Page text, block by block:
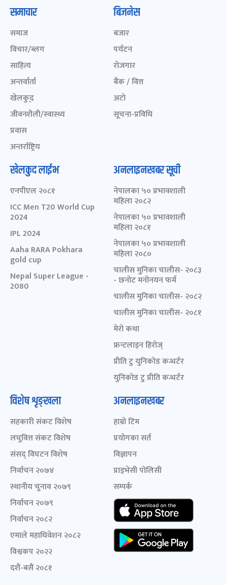
समाचार
समाज
विचार/ब्लग
साहित्य
अन्तर्वार्ता
खेलकुद़़
जीवनशैली/स्वास्थ्य
प्रवास
अन्तर्राष्ट्रिय
बिजनेस
बजार
पर्यटन
रोजगार
बैंक / वित्त
अटो
सूचना-प्रविधि
खेलकुद लाईभ
एनपीएल २०८१
ICC Men T20 World Cup
2024
IPL 2024
Aaha RARA Pokhara
gold cup
Nepal Super League -
2080
अनलाइनखबर सूची
नेपालका ५० प्रभावशाली
महिला २०८२
नेपालका ५० प्रभावशाली
महिला २०८१
नेपालका ५० प्रभावशाली
महिला २०८०
चालीस मुनिका चालीस- २०८३
- छनोट मनोनयन फर्म
चालीस मुनिका चालीस- २०८२
चालीस मुनिका चालीस- २०८१
मेरो कथा
फ्रन्टलाइन हिरोज्
प्रीति टु युनिकोड कन्भर्टर
युनिकोड टु प्रीति कन्भर्टर
विशेष शृङ्खला
सहकारी संकट विशेष
लघुवित्त संकट विशेष
संसद् विघटन विशेष
निर्वाचन २०७४
स्थानीय चुनाव २०७९
निर्वाचन २०७९
निर्वाचन २०८२
एमाले महाधिवेशन २०८२
विश्वकप २०२२
दशैं-बसैं २०८१
अनलाइनखबर
हाम्रो टिम
प्रयोगका सर्त
विज्ञापन
प्राइभेसी पोलिसी
सम्पर्क